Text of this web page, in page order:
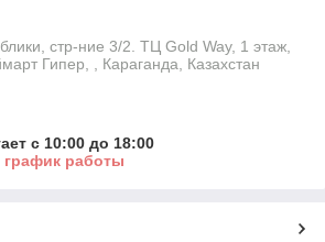
стр-ние 3/2. ТЦ Gold Way, 1 этаж,
Гипер, , Караганда, Казахстан
с 10:00 до 18:00
график работы